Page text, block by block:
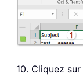
10. Cliquez